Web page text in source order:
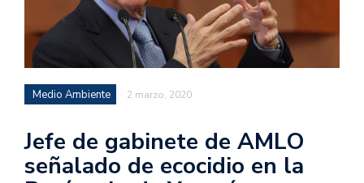
Medio Ambiente 2 marzo, 2020
Jefe de gabinete de AMLO
señalado de ecocidio en la